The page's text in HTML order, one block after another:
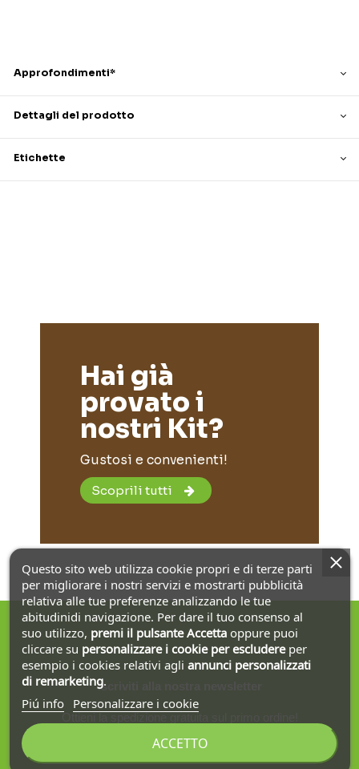
Approfondimenti*
Dettagli del prodotto
Etichette
Hai già
provato i
nostri Kit?
Gustosi e convenienti!
Scoprili tutti
Iscriviti alla nostra newsletter
Questo sito web utilizza cookie propri e di terze parti
per migliorare i nostri servizi e mostrarti pubblicità
relativa alle tue preferenze analizzando le tue
abitudinidi navigazione. Per dare il tuo consenso al
suo utilizzo, premi il pulsante Accettaoppure puoi
cliccare su personalizzare i cookie per escludereper
esempio i cookies relativi agli annunci personalizzati
di remarketing.
Piú info
Personalizzare i cookie
ACCETTO